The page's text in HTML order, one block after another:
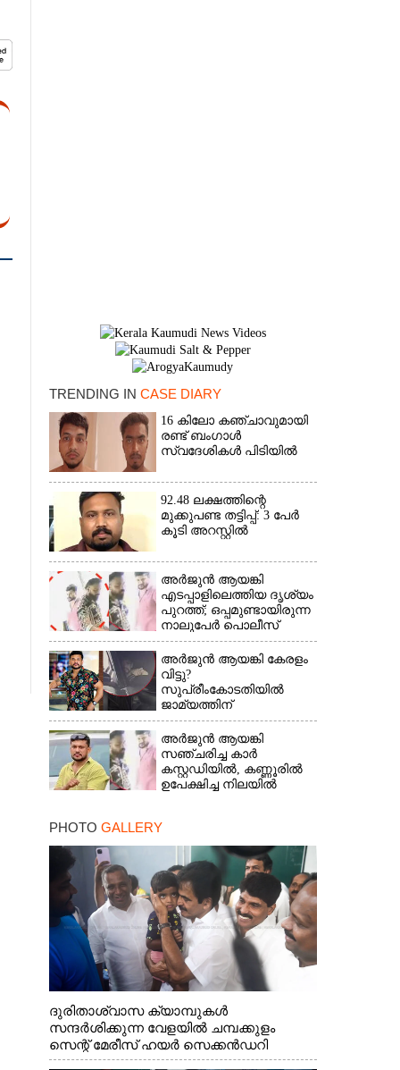
TRENDING IN CASE DIARY
16 കിലോ കഞ്ചാവുമായി
രണ്ട് ബംഗാൾ
സ്വദേശികൾ പിടിയിൽ
92.48 ലക്ഷത്തിന്റെ
മുക്കുപണ്ട തട്ടിപ്പ്: 3 പേർ
കൂടി അറസ്റ്റിൽ
അർജുൻ ആയങ്കി
എടപ്പാളിലെത്തിയ ദൃശ്യം
പുറത്ത്; ഒപ്പമുണ്ടായിരുന്ന
നാലുപേർ പൊലീസ്
കസ്റ്റഡിയിൽ
അർജുൻ ആയങ്കി കേരളം
വിട്ടു?
സുപ്രീംകോടതിയിൽ
ജാമ്യത്തിന്
ശ്രമിക്കുന്നതായി സംശയം
അർജുൻ ആയങ്കി
സഞ്ചരിച്ച കാർ
കസ്റ്റഡിയിൽ,​ കണ്ണൂരിൽ
ഉപേക്ഷിച്ച നിലയിൽ
PHOTO GALLERY
ദുരിതാശ്വാസ ക്യാമ്പുകൾ
സന്ദർശിക്കുന്ന വേളയിൽ ചമ്പക്കുളം
സെന്റ് മേരീസ് ഹയർ സെക്കൻഡറി
സ്കൂളിലെ ക്യാമ്പിലെത്തിയ എ.ഐ.സി.സി
×